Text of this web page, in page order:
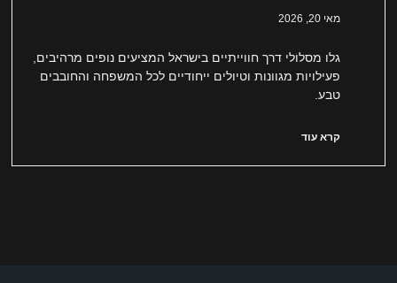
מאי 20, 2026
גלו מסלולי דרך חווייתיים בישראל המציעים נופים מרהיבים,
פעילויות מגוונות וטיולים ייחודיים לכל המשפחה והחובבים
טבע.
קרא עוד